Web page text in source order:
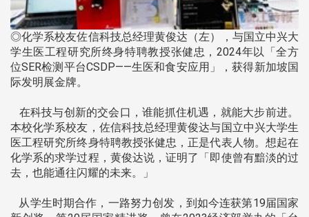
◎化学系校友佐信科技总经理黄俊达（左），与国立中兴大
学生医工程研究所终身特聘教授张健忠，2024年以「全方
位SER检测平台CSDP——生医和食安应用」，获得新加坡国
际发明展金牌。
在科技与创新的交会口，谁能抓住机遇，就能大步前进。
本校化学系校友，佐信科技总经理黄俊达与国立中兴大学生
医工程研究所终身特聘教授张健忠，正是代表人物。想起在
化学系的求学过程，黄俊达说，证明了「即使曾有黯淡的过
去，也能通往闪耀的未来。」
从学生时期合作，一路努力创发，到如今连获第19届国家